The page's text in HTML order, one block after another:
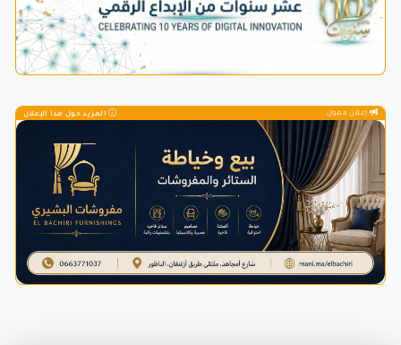
إعلان ممول المزيد حول هذا الإعلان